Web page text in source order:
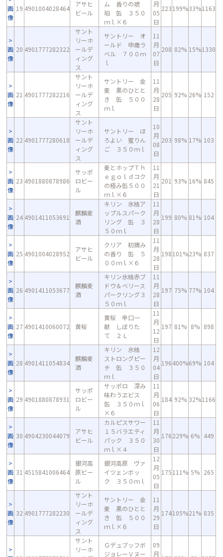
画
像
19 4901004028464
アサヒ
ビール
ム 香りの琥
珀 缶 ３５０
ｍｌ×６
月
05
日
223199%33%1163
画
像
20 4901777282322
サント
リーホ
ールデ
ィング
ス
サントリー オ
ールド 申歳ラ
ベル ７００ｍ
ｌ
11
月
07
日
208 82% 15%1330
画
像
21 4901777282216
サント
リーホ
ールデ
ィング
ス
サントリー 金
麦 黒のひとと
き 缶 ５００
ｍｌ
11
月
28
日
205 92% 26% 152
画
像
22 4901777280618
サント
リーホ
ールデ
ィング
ス
サントリー ほ
ろよい 蜜りん
ご ３５０ｍｌ
10
月
08
日
203 98% 17% 103
画
像
23 4901880878986
サッポ
ロビー
ル
麦とホップＴｈ
ｅｇｏｌｄコク
の極み缶５００
ｍｌ×６
11
月
21
日
201 93% 16% 845
画
像
24 4901411053691
麒麟麦
酒
キリン 氷結ア
ップルスパーク
リング 缶 ３
５０ｍｌ
11
月
28
日
199 80% 81% 104
画
像
25 4901004028952
アサヒ
ビール
クリア 初摘み
の香り 缶 ５
００ｍｌ×６
11
月
28
日
198101%23% 837
画
像
26 4901411053677
麒麟麦
酒
キリン氷結赤ブ
ドウ＆ベリース
パークリング３
５０ｍｌ
11
月
28
日
197 75% 77% 104
画
像
27 4901410060072 黄桜
黄桜 辛口一
献 しぼりた
て ２Ｌ
11
月
12
日
197 81% 8% 898
画
像
28 4901411054834
麒麟麦
酒
キリン 氷結
ストロングピー
チ 缶 ３５０
ｍｌ
12
月
04
日
196400%69% 104
画
像
29 4901880878931
サッポ
ロビー
ル
サッポロ 深み
味わうヱビス
缶 ３５０ｍｌ
×６
11
月
06
日
184 92% 32%1166
画
像
30 4904230044079
アサヒ
ビール
カルピスサワー
１５バラエティ
パック ３５０
ｍｌ×４
11
月
30
日
176229% 6% 449
画
像
31 4515841006464
銀河高
原ビー
ル
銀河高原 ヴァ
イツェンボッ
ク ３５０ｍｌ
12
月
05
日
175111% 5% 265
画
像
32 4901777282230
サント
リーホ
ールデ
ィング
ス
サントリー 金
麦 黒のひとと
き 缶 ５００
ｍｌ×６
11
月
29
日
174105%21% 835
サント
リーホ
Ｇデュブッフボ
ジョレーＶヌー
09
月